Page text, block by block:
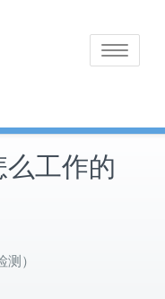
Toggle
工作的
）